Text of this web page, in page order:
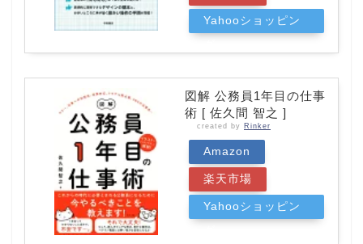
Yahooショッピン
図解 公務員1年目の仕事
術 [ 佐久間 智之 ]
created by Rinker
Amazon
楽天市場
Yahooショッピン